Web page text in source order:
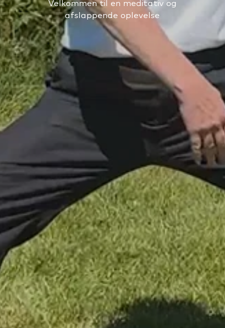
Velkommen til en meditativ og
afslappende oplevelse